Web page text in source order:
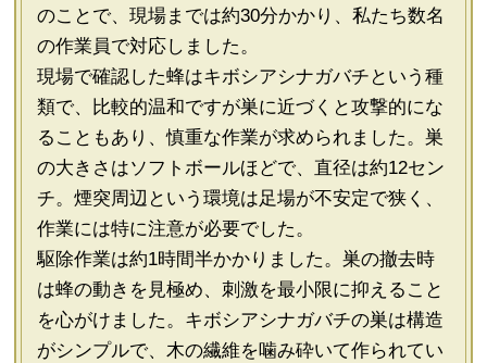
のことで、現場までは約30分かかり、私たち数名
の作業員で対応しました。
現場で確認した蜂はキボシアシナガバチという種
類で、比較的温和ですが巣に近づくと攻撃的にな
ることもあり、慎重な作業が求められました。巣
の大きさはソフトボールほどで、直径は約12セン
チ。煙突周辺という環境は足場が不安定で狭く、
作業には特に注意が必要でした。
駆除作業は約1時間半かかりました。巣の撤去時
は蜂の動きを見極め、刺激を最小限に抑えること
を心がけました。キボシアシナガバチの巣は構造
がシンプルで、木の繊維を噛み砕いて作られてい